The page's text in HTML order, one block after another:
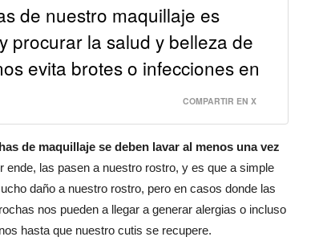
de nuestro maquillaje es
procurar la salud y belleza de
evita brotes o infecciones en
COMPARTIR EN X
de maquillaje se deben lavar al menos una vez
las pasen a nuestro rostro, y es que a simple
daño a nuestro rostro, pero en casos donde las
nos pueden a llegar a generar alergias o incluso
hasta que nuestro cutis se recupere.